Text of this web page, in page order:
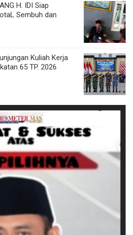
H. IDI Siap
Sembuh dan
Kuliah Kerja
65 TP. 2026